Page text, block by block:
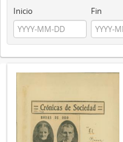
Inicio Fin